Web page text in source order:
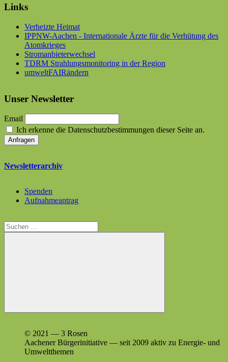
Links
Verheizte Heimat
IPPNW-Aachen - Internationale Ärzte für die Verhütung des
Atomkrieges
Stromanbieterwechsel
TDRM Strahlungsmonitoring in der Region
umweltFAIRändern
Unser Newsletter
Email
Ich erkenne die Datenschutzbestimmungen dieser Seite an.
Newsletterarchiv
Spenden
Aufnahmeantrag
Suchen
nach:
Suchen
© 2021 — 3 Rosen
Aach­en­er Bürg­erini­tia­tive — seit 2009 aktiv zu Energie- und
Umweltthemen